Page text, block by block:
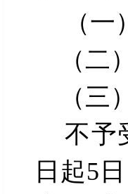
（
（二
（三
不予
日起5